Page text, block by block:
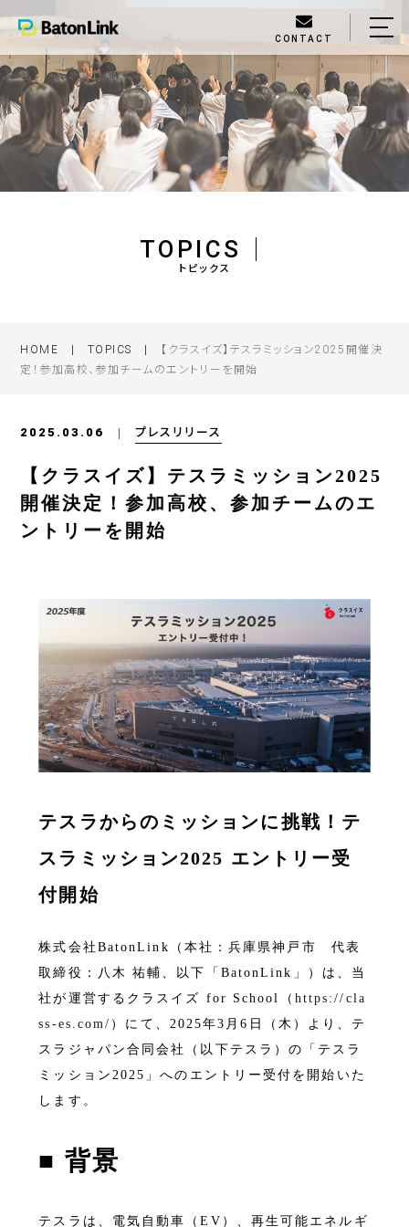
CONTACT
TOPICS
トピックス
HOME TOPICS
【クラスイズ】テスラミッション2025開催決
定！参加高校、参加チームのエントリーを開始
2025.03.06 プレスリリース
【クラスイズ】テスラミッション2025
開催決定！参加高校、参加チームのエ
ントリーを開始
テスラからのミッションに挑戦！テ
スラミッション2025 エントリー受
付開始
株式会社BatonLink（本社：兵庫県神戸市 代表
取締役：八木 祐輔、以下「BatonLink」）は、当
社が運営するクラスイズ for School（ https://cla
ss-es.com/ ）にて、2025年3月6日（木）より、テ
スラジャパン合同会社（以下テスラ）の「テスラ
ミッション2025」へのエントリー受付を開始いた
します。
■ 背景
テスラは、電気自動車（EV）、再生可能エネルギ
HOME
ABOUT US
SERVICE
TOPICS